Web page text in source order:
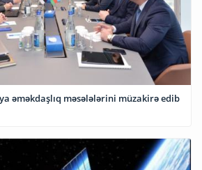
əməkdaşlıq məsələlərini müzakirə edib